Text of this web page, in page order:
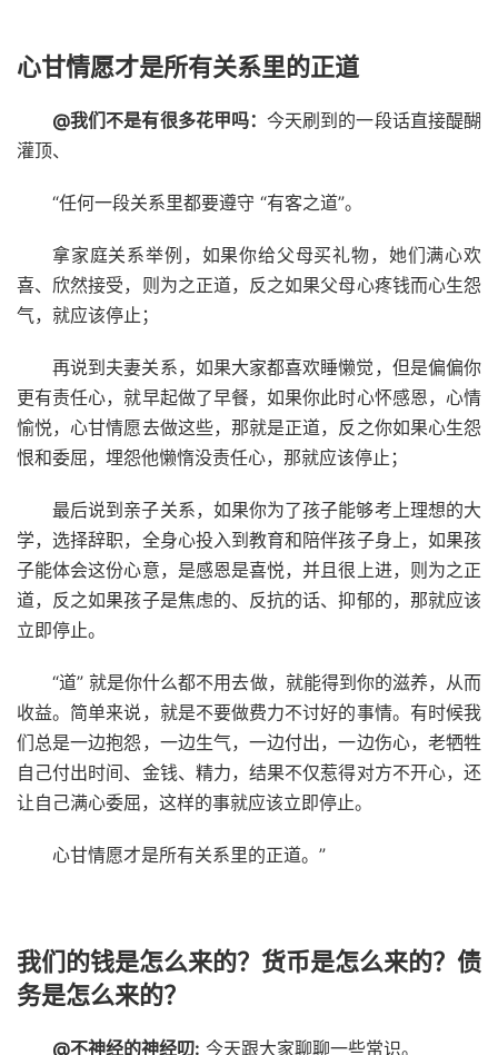
心甘情愿才是所有关系里的正道
@我们不是有很多花甲吗：今天刷到的一段话直接醍醐
灌顶、
“任何一段关系里都要遵守 “有客之道”。
拿家庭关系举例，如果你给父母买礼物，她们满心欢
喜、欣然接受，则为之正道，反之如果父母心疼钱而心生怨
气，就应该停止；
再说到夫妻关系，如果大家都喜欢睡懒觉，但是偏偏你
更有责任心，就早起做了早餐，如果你此时心怀感恩，心情
愉悦，心甘情愿去做这些，那就是正道，反之你如果心生怨
恨和委屈，埋怨他懒惰没责任心，那就应该停止；
最后说到亲子关系，如果你为了孩子能够考上理想的大
学，选择辞职，全身心投入到教育和陪伴孩子身上，如果孩
子能体会这份心意，是感恩是喜悦，并且很上进，则为之正
道，反之如果孩子是焦虑的、反抗的话、抑郁的，那就应该
立即停止。
“道” 就是你什么都不用去做，就能得到你的滋养，从而
收益。简单来说，就是不要做费力不讨好的事情。有时候我
们总是一边抱怨，一边生气，一边付出，一边伤心，老牺牲
自己付出时间、金钱、精力，结果不仅惹得对方不开心，还
让自己满心委屈，这样的事就应该立即停止。
心甘情愿才是所有关系里的正道。”
我们的钱是怎么来的？货币是怎么来的？债
务是怎么来的？
@不神经的神经叨: 今天跟大家聊聊一些常识。